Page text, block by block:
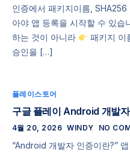
인증에서 패키지이름,
아야 앱 등록을 시작할 수 있습
하는 것이 아니라
패키지 이
승인을 […]
플레이스토어
구글 플레이 Android 개발
4월 20, 2026 WINDY NO
“Android 개발자 인증이란?”